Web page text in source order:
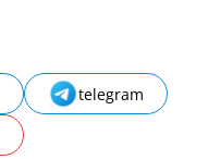
telegram